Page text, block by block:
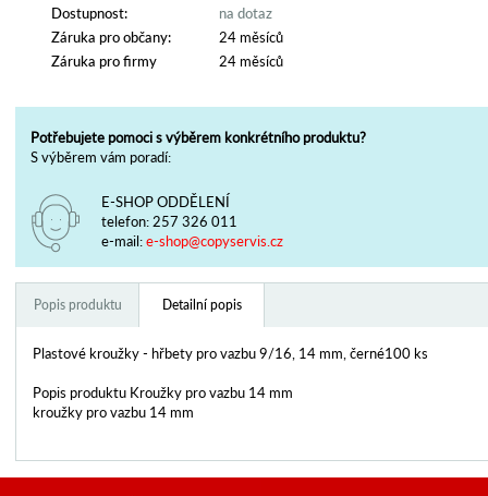
Dostupnost:
na dotaz
Záruka pro občany:
24 měsíců
Záruka pro firmy
24 měsíců
Potřebujete pomoci s výběrem konkrétního produktu?
S výběrem vám poradí:
E-SHOP ODDĚLENÍ
telefon: 257 326 011
e-mail:e-shop@copyservis.cz
Popis produktu Detailní popis
Plastové kroužky - hřbety pro vazbu 9/16, 14 mm, černé100 ks
Popis produktu Kroužky pro vazbu 14 mm
kroužky pro vazbu 14 mm